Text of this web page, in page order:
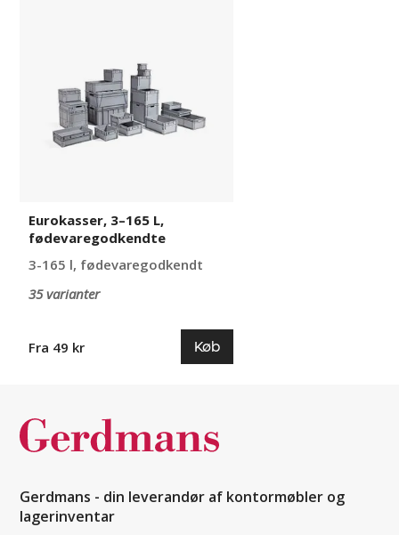
fødevaregodkendte
Eurokasser, 3–165 L,
fødevaregodkendte
3-165 l, fødevaregodkendt
35 varianter
Fra 49 kr Køb
Gerdmans - din leverandør af kontormøbler og
lagerinventar